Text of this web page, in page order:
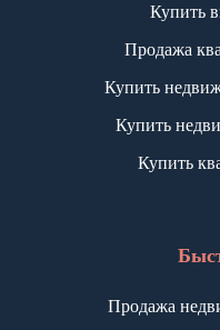
Купить
Продажа
Купить
Купить
Купить
Продажа